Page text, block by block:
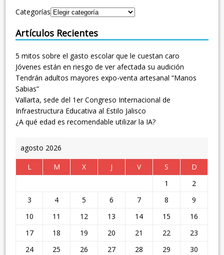
Categorías
Artículos Recientes
5 mitos sobre el gasto escolar que le cuestan caro
Jóvenes están en riesgo de ver afectada su audición
Tendrán adultos mayores expo-venta artesanal “Manos
Sabias”
Vallarta, sede del 1er Congreso Internacional de
Infraestructura Educativa al Estilo Jalisco
¿A qué edad es recomendable utilizar la IA?
agosto 2026
L
M X J V S
D
1
2
3
4 5 6 7 8
9
10
11 12 13 14 15
16
17
18 19 20 21 22
23
24
25 26 27 28 29
30